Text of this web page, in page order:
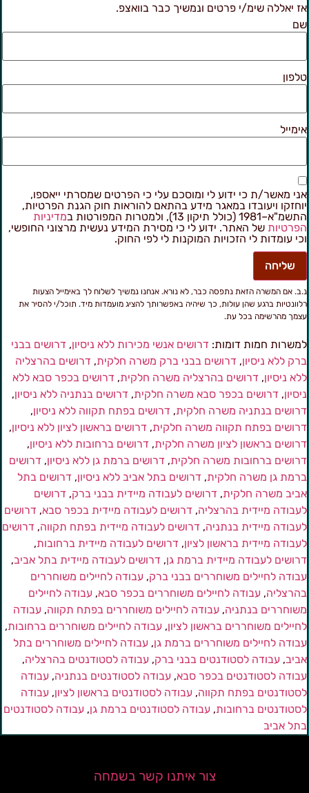
יאללה שימ/י פרטים ונמשיך כבר בוואצפ.
מאשר/ת כי ידוע לי ומוסכם עלי כי הפרטים שמסרתי ייאספו,
ויעובדו במאגר מידע בהתאם להוראות חוק הגנת הפרטיות,
(כולל תיקון 13), ולמטרות המפורטות ב
מדיניות
של האתר. ידוע לי כי מסירת המידע נעשית מרצוני החופשי,
עומדות לי הזכויות המוקנות לי לפי החוק.
שליחה
אם המשרה הזאת נתפסה כבר, לא נורא. אנחנו נמשיך לשלוח לך באימייל הצעות
ברגע שהן עולות, כך שיהיה באפשרותך להציג מועמדות מיד. תוכל/י להסיר את
מהרשימה בכל עת.
חמות דומות:דרושים אנשי מכירות ללא ניסיון,דרושים בבני
ללא ניסיון,דרושים בבני ברק משרה חלקית,דרושים בהרצליה
ניסיון,דרושים בהרצליה משרה חלקית,דרושים בכפר סבא ללא
,דרושים בכפר סבא משרה חלקית,דרושים בנתניה ללא ניסיון,
בנתניה משרה חלקית,דרושים בפתח תקווה ללא ניסיון,
בפתח תקווה משרה חלקית,דרושים בראשון לציון ללא ניסיון,
בראשון לציון משרה חלקית,דרושים ברחובות ללא ניסיון,
ברחובות משרה חלקית,דרושים ברמת גן ללא ניסיון,דרושים
גן משרה חלקית,דרושים בתל אביב ללא ניסיון,דרושים בתל
משרה חלקית,דרושים לעבודה מיידית בבני ברק,דרושים
מיידית בהרצליה,דרושים לעבודה מיידית בכפר סבא,דרושים
מיידית בנתניה,דרושים לעבודה מיידית בפתח תקווה,דרושים
מיידית בראשון לציון,דרושים לעבודה מיידית ברחובות,
לעבודה מיידית ברמת גן,דרושים לעבודה מיידית בתל אביב,
לחיילים משוחררים בבני ברק,עבודה לחיילים משוחררים
,עבודה לחיילים משוחררים בכפר סבא,עבודה לחיילים
בנתניה,עבודה לחיילים משוחררים בפתח תקווה,עבודה
משוחררים בראשון לציון,עבודה לחיילים משוחררים ברחובות,
לחיילים משוחררים ברמת גן,עבודה לחיילים משוחררים בתל
,עבודה לסטודנטים בבני ברק,עבודה לסטודנטים בהרצליה,
לסטודנטים בכפר סבא,עבודה לסטודנטים בנתניה,עבודה
בפתח תקווה,עבודה לסטודנטים בראשון לציון,עבודה
ברחובות,עבודה לסטודנטים ברמת גן,עבודה לסטודנטים
אביב
צור איתנו קשר בשמחה